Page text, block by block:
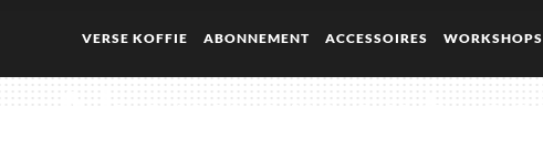
VERSE KOFFIE ABONNEMENT ACCESSOIRES WORKSHOPS